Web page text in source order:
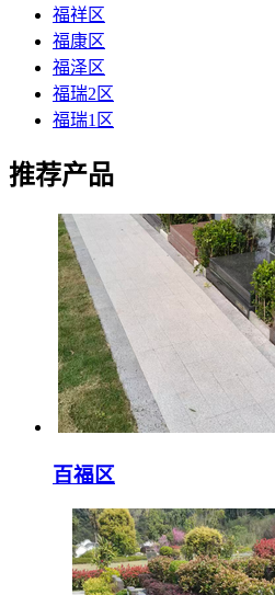
福祥区
福康区
福泽区
福瑞2区
福瑞1区
推荐产品
百福区